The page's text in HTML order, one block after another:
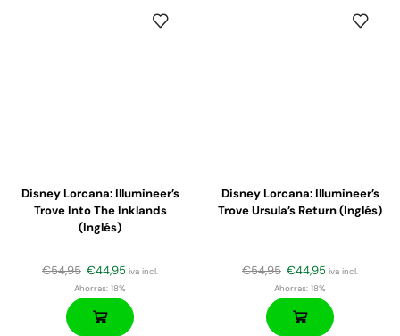
Disney Lorcana: Illumineer’s
Trove Into The Inklands
(Inglés)
€54,95 €44,95 iva incl.
Ahorras: 18%
Disney Lorcana: Illumineer’s
Trove Ursula’s Return (Inglés)
€54,95 €44,95 iva incl.
Ahorras: 18%